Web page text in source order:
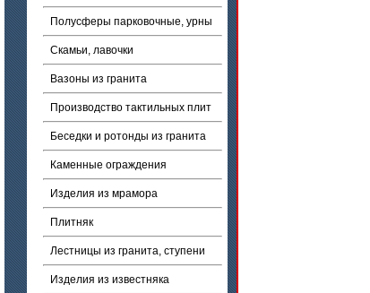
Полусферы парковочные, урны
Скамьи, лавочки
Вазоны из гранита
Производство тактильных плит
Беседки и ротонды из гранита
Каменные ограждения
Изделия из мрамора
Плитняк
Лестницы из гранита, ступени
Изделия из известняка